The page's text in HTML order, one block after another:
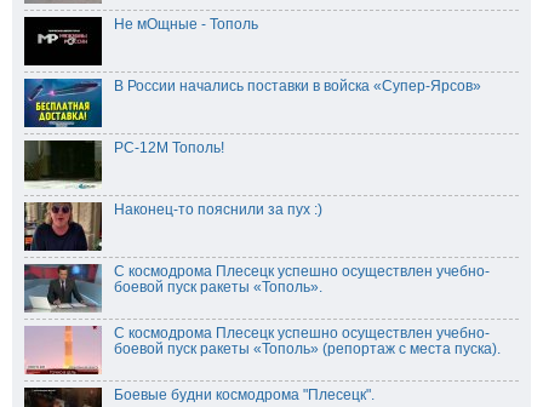
Не мОщные - Тополь
В России начались поставки в войска «Супер-Ярсов»
РС-12М Тополь!
Наконец-то пояснили за пух :)
С космодрома Плесецк успешно осуществлен учебно-
боевой пуск ракеты «Тополь».
С космодрома Плесецк успешно осуществлен учебно-
боевой пуск ракеты «Тополь» (репортаж с места пуска).
Боевые будни космодрома "Плесецк".